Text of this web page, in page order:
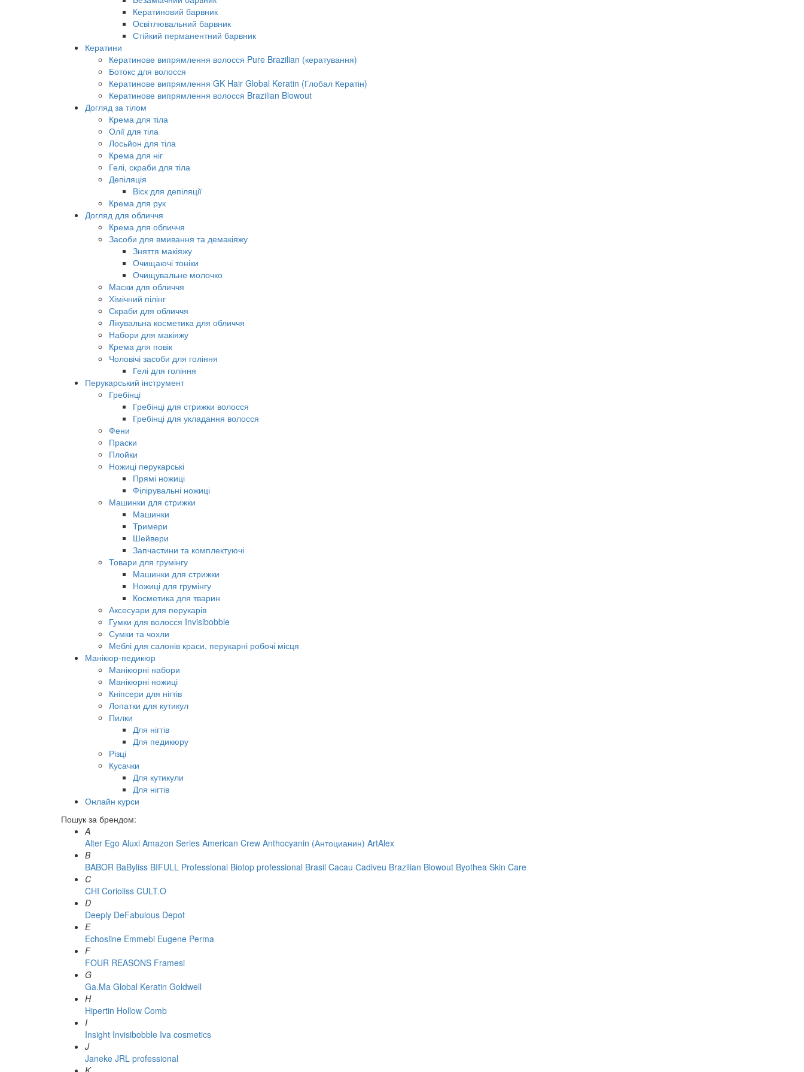
Кератиновий барвник
Освітлювальний барвник
Стійкий перманентний барвник
Кератини
Кератинове випрямлення волосся Pure Brazilian (кератування)
Ботокс для волосся
Кератинове випрямлення GK Hair Global Keratin (Глобал Кератін)
Кератинове випрямлення волосся Brazilian Blowout
Догляд за тілом
Крема для тіла
Олії для тіла
Лосьйон для тіла
Крема для ніг
Гелі, скраби для тіла
Депіляція
Віск для депіляції
Крема для рук
Догляд для обличчя
Крема для обличчя
Засоби для вмивання та демакіяжу
Зняття макіяжу
Очищаючі тоніки
Очищувальне молочко
Маски для обличчя
Хімічний пілінг
Скраби для обличчя
Лікувальна косметика для обличчя
Набори для макіяжу
Крема для повік
Чоловічі засоби для гоління
Гелі для гоління
Перукарський інструмент
Гребінці
Гребінці для стрижки волосся
Гребінці для укладання волосся
Фени
Праски
Плойки
Ножиці перукарські
Прямі ножиці
Філірувальні ножиці
Машинки для стрижки
Машинки
Тримери
Шейвери
Запчастини та комплектуючі
Товари для грумінгу
Машинки для стрижки
Ножиці для грумінгу
Косметика для тварин
Аксесуари для перукарів
Гумки для волосся Invisibobble
Сумки та чохли
Меблі для салонів краси, перукарні робочі місця
Манікюр-педикюр
Манікюрні набори
Манікюрні ножиці
Кніпсери для нігтів
Лопатки для кутикул
Пилки
Для нігтів
Для педикюру
Різці
Кусачки
Для кутикули
Для нігтів
Онлайн курси
Пошук за брендом:
A
Alter Ego Aluxi Amazon Series American Crew Anthocyanin (Антоцианин) ArtAlex
B
BABOR BaByliss BIFULL Professional Biotop professional Brasil Cacau Сadiveu Brazilian Blowout Byothea Skin Care
C
CHI Corioliss CULT.O
D
Deeply DeFabulous Depot
E
Echosline Emmebi Eugene Perma
F
FOUR REASONS Framesi
G
Ga.Ma Global Keratin Goldwell
H
Hipertin Hollow Comb
I
Insight Invisibobble Iva cosmetics
J
Janeke JRL professional